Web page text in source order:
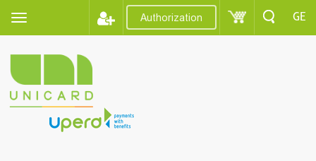
Authorization GE